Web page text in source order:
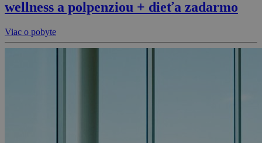
wellness a polpenziou + dieťa zadarmo
Viac o pobyte